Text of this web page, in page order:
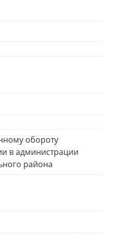
обороту
в администрации
района